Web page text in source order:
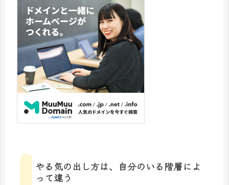
やる気の出し方は、自分のいる階層によ
って違う